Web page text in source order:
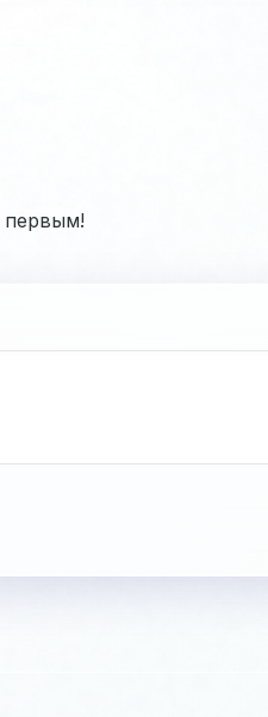
первым!